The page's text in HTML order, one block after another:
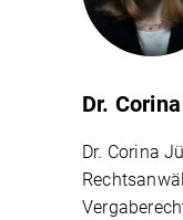
Dr.
Dr. Corina